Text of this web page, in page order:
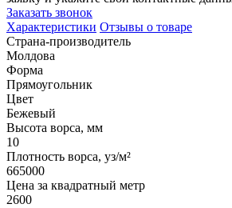
Заказать звонок
Характеристики Отзывы о товаре
Страна-производитель
Молдова
Форма
Прямоугольник
Цвет
Бежевый
Высота ворса, мм
10
Плотность ворса, уз/м²
665000
Цена за квадратный метр
2600